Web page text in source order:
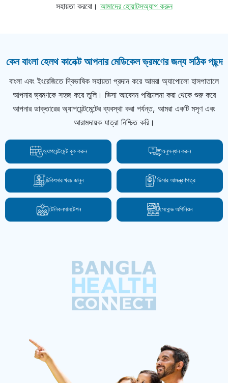
সহায়তা করবো। আমাদের হোয়াটসঅ্যাপ করুন
কেন বাংলা হেলথ কানেক্ট আপনার মেডিকেল ভ্রমণের জন্য সঠিক পছন্দ
বাংলা এবং ইংরেজিতে দ্বিভাষিক সহায়তা প্রদান করে আমরা অ্যাপোলো হাসপাতালে
আপনার ভ্রমণকে সহজ করে তুলি। ভিসা আবেদন পরিচালনা করা থেকে শুরু করে
আপনার ডাক্তারের অ্যাপয়েন্টমেন্টের ব্যবস্থা করা পর্যন্ত, আমরা একটি মসৃণ এবং
আরামদায়ক যাত্রা নিশ্চিত করি।
অ্যাপয়েন্টমেন্ট বুক করুন অনুসন্ধান করুন
চিকিৎসার খরচ জানুন ভিসার আমন্ত্রণপত্র
টেলিকনসালটেশন সেকেন্ড অপিনিওন